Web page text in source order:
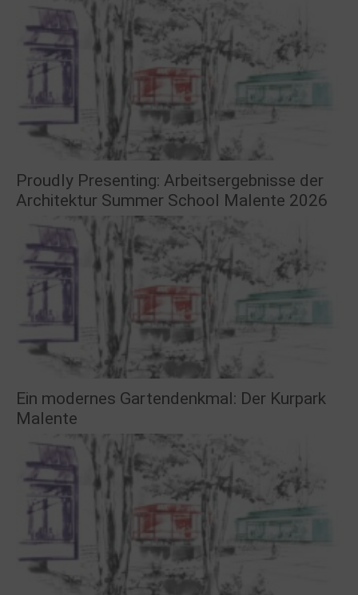
Proudly Presenting: Arbeitsergebnisse der
Architektur Summer School Malente 2026
Ein modernes Gartendenkmal: Der Kurpark
Malente